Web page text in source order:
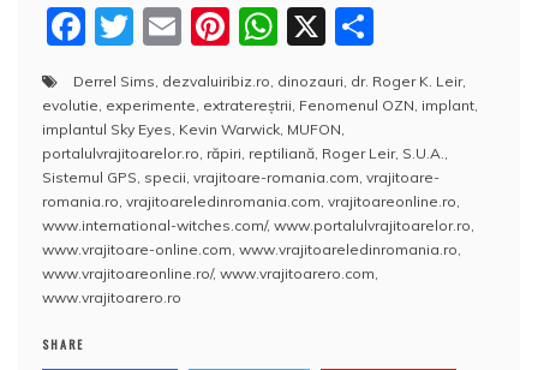
F
c
e
b
o
o
k
T
itt
er
E
m
ai
l
Pi
nt
er
e
st
W
h
at
s
A
p
p
X
a
rt
aj
e
a
z
ă
Derrel Sims dezvaluiribiz.ro dinozauri dr. Roger K. Leir,
evolutie experimente extratereştrii Fenomenul OZN implant
implantul Sky Eyes Kevin Warwick MUFON
portalulvrajitoarelor.ro răpiri reptiliană Roger Leir, S.U.A.
Sistemul GPS specii vrajitoare-romania.com vrajitoare-
romania.ro vrajitoareledinromania.com vrajitoareonline.ro
www.international-witches.com/, www.portalulvrajitoarelor.ro
www.vrajitoare-online.com www.vrajitoareledinromania.ro
www.vrajitoareonline.ro/, www.vrajitoarero.com
www.vrajitoarero.ro
SHARE